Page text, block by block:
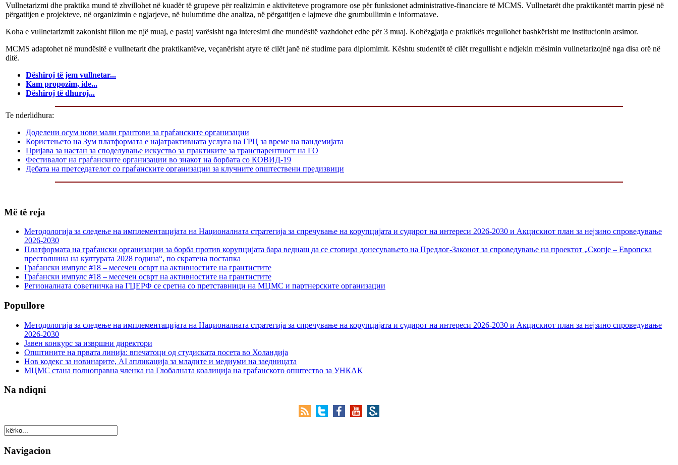
Vullnetarizmi dhe praktika mund të zhvillohet në kuadër të grupeve për realizimin e aktiviteteve programore ose për funksionet administrative-financiare të MCMS. Vullnetarët dhe praktikantët marrin pjesë në
përgatitjen e projekteve, në organizimin e ngjarjeve, në hulumtime dhe analiza, në përgatitjen e lajmeve dhe grumbullimin e informatave.
Koha e vullnetarizmit zakonisht fillon me një muaj, e pastaj varësisht nga interesimi dhe mundësitë vazhdohet edhe për 3 muaj. Kohëzgjatja e praktikës rregullohet bashkërisht me institucionin arsimor.
MCMS adaptohet në mundësitë e vullnetarit dhe praktikantëve, veçanërisht atyre të cilët janë në studime para diplomimit. Kështu studentët të cilët rregullisht e ndjekin mësimin vullnetarizojnë nga disa orë në
ditë.
Dëshiroj të jem vullnetar...
Kam propozim, ide...
Dëshiroj të dhuroj...
Te nderlidhura:
Доделени осум нови мали грантови за граѓанските организации
Користењето на Зум платформата е најатрактивната услуга на ГРЦ за време на пандемијата
Пријава за настан за споделување искуство за практиките за транспарентност на ГО
Фестивалот на граѓанските организации во знакот на борбата со КОВИД-19
Дебата на претседателот со граѓанските организации за клучните општествени предизвици
Më të reja
Методологија за следење на имплементацијата на Националната стратегија за спречување на корупцијата и судирот на интереси 2026-2030 и Акцискиот план за нејзино спроведување
2026-2030
Платформата на граѓански организации за борба против корупцијата бара веднаш да се стопира донесувањето на Предлог-Законот за спроведување на проектот „Скопје – Европска
престолнина на културата 2028 година“, по скратена постапка
Граѓански импулс #18 – месечен осврт на активностите на грантистите
Граѓански импулс #18 – месечен осврт на активностите на грантистите
Регионалната советничка на ГЦЕРФ се сретна со претставници на МЦМС и партнерските организации
Popullore
Методологија за следење на имплементацијата на Националната стратегија за спречување на корупцијата и судирот на интереси 2026-2030 и Акцискиот план за нејзино спроведување
2026-2030
Јавен конкурс за извршни директори
Општините на првата линија: впечатоци од студиската посета во Холандија
Нов кодекс за новинарите, AI апликација за младите и медиуми на заедницата
МЦМС стана полноправна членка на Глобалната коалиција на граѓанското општество за УНКАК
Na ndiqni
Navigacion